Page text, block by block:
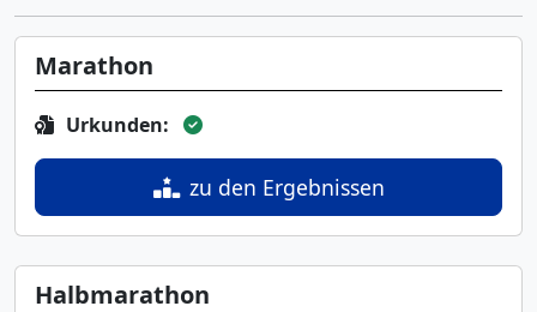
Marathon
Urkunden:
zu den Ergebnissen
Halbmarathon